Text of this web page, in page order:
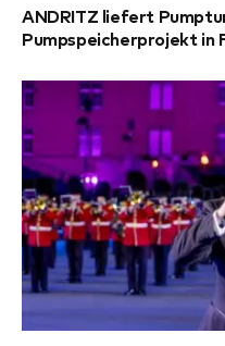
ANDRITZ liefert
Pumpspeicherprojekt in